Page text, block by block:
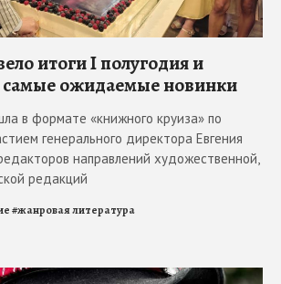
итоги I полугодия и
самые ожидаемые новинки
в формате «книжного круиза» по
генерального директора Евгения
направлений художественной,
редакций
#жанровая литература